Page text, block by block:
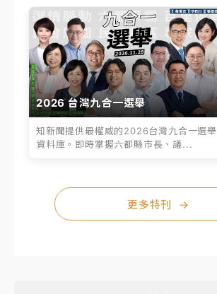
2026 台灣九合一選舉
知新聞提供最權威的2026台灣九合一選舉
資料庫。即時掌握六都縣市長、議...
更多特刊 →